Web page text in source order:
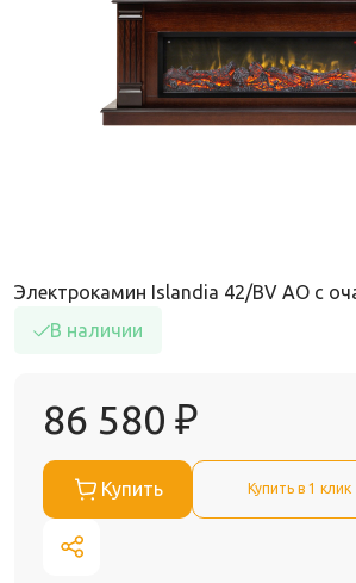
Электрокамин Islandia 42/BV AO с
В наличии
86 580 ₽
Купить Купить в 1 клик